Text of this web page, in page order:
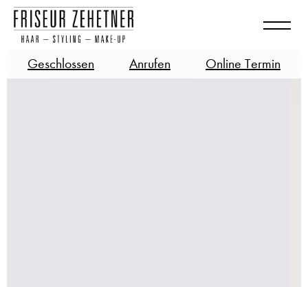
Geschlossen Anrufen Online Termin